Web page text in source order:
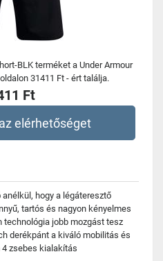
BLK terméket a Under Armour
31411 Ft - ért találja.
Ft
elérhetőséget
hogy a légáteresztő
tartós és nagyon kényelmes
technológia jobb mozgást tesz
derékpánt a kiváló mobilitás és
zsebes kialakítás